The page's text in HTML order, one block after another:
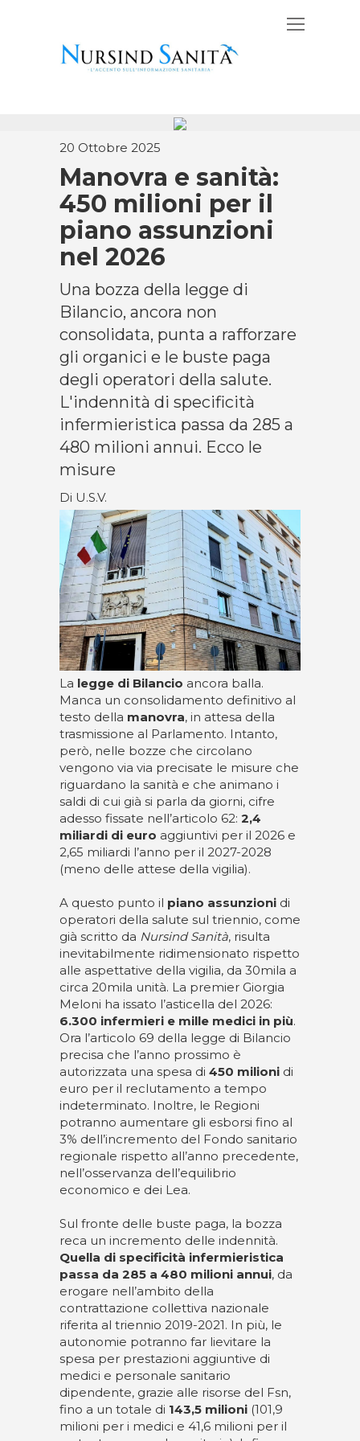
20 Ottobre 2025
Manovra e sanità:
450 milioni per il
piano assunzioni
nel 2026
Una bozza della legge di
Bilancio, ancora non
consolidata, punta a rafforzare
gli organici e le buste paga
degli operatori della salute.
L'indennità di specificità
infermieristica passa da 285 a
480 milioni annui. Ecco le
misure
Di U.S.V.
La legge di Bilancio ancora balla.
Manca un consolidamento definitivo al
testo della manovra, in attesa della
trasmissione al Parlamento. Intanto,
però, nelle bozze che circolano
vengono via via precisate le misure che
riguardano la sanità e che animano i
saldi di cui già si parla da giorni, cifre
adesso fissate nell’articolo 62: 2,4
miliardi di euro aggiuntivi per il 2026 e
2,65 miliardi l’anno per il 2027-2028
(meno delle attese della vigilia).
A questo punto il piano assunzioni di
operatori della salute sul triennio, come
già scritto da Nursind Sanità, risulta
inevitabilmente ridimensionato rispetto
alle aspettative della vigilia, da 30mila a
circa 20mila unità. La premier Giorgia
Meloni ha issato l’asticella del 2026:
6.300 infermieri e mille medici in più.
Ora l’articolo 69 della legge di Bilancio
precisa che l’anno prossimo è
autorizzata una spesa di 450 milioni di
euro per il reclutamento a tempo
indeterminato. Inoltre, le Regioni
potranno aumentare gli esborsi fino al
3% dell’incremento del Fondo sanitario
regionale rispetto all’anno precedente,
nell’osservanza dell’equilibrio
economico e dei Lea.
Sul fronte delle buste paga, la bozza
reca un incremento delle indennità.
Quella di specificità infermieristica
passa da 285 a 480 milioni annui, da
erogare nell’ambito della
contrattazione collettiva nazionale
riferita al triennio 2019-2021. In più, le
autonomie potranno far lievitare la
spesa per prestazioni aggiuntive di
medici e personale sanitario
dipendente, grazie alle risorse del Fsn,
fino a un totale di 143,5 milioni (101,9
milioni per i medici e 41,6 milioni per il